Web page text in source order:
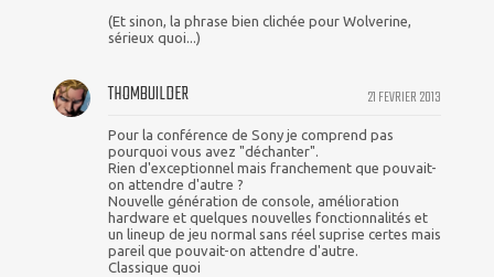
(Et sinon, la phrase bien clichée pour Wolverine,
sérieux quoi...)
21 FEVRIER 2013
THOMBUILDER
Pour la conférence de Sony je comprend pas
pourquoi vous avez "déchanter".
Rien d'exceptionnel mais franchement que pouvait-
on attendre d'autre ?
Nouvelle génération de console, amélioration
hardware et quelques nouvelles fonctionnalités et
un lineup de jeu normal sans réel suprise certes mais
pareil que pouvait-on attendre d'autre.
Classique quoi